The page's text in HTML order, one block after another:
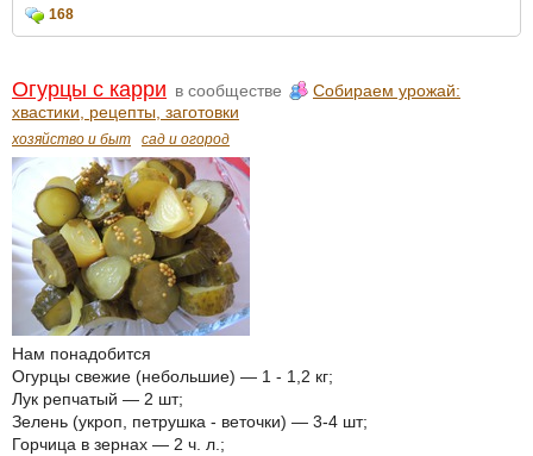
168
Огурцы с карри в сообществе
Собираем урожай:
хвастики, рецепты, заготовки
хозяйство и быт сад и огород
Нам понадобится
Огурцы свежие (небольшие) — 1 - 1,2 кг;
Лук репчатый — 2 шт;
Зелень (укроп, петрушка - веточки) — 3-4 шт;
Горчица в зернах — 2 ч. л.;